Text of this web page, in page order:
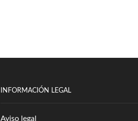
INFORMACIÓN LEGAL
Aviso legal